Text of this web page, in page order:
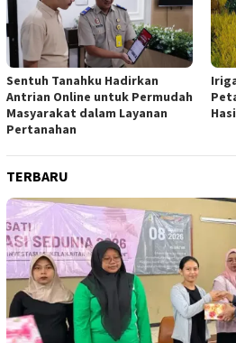
Sentuh Tanahku Hadirkan
Antrian Online untuk Permudah
Masyarakat dalam Layanan
Pertanahan
TERBARU